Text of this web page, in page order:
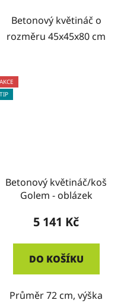
Betonový květináč o
rozměru 45x45x80 cm
AKCE
TIP
Betonový květináč/koš
Golem - oblázek
5 141 Kč
DO KOŠÍKU
Průměr 72 cm, výška